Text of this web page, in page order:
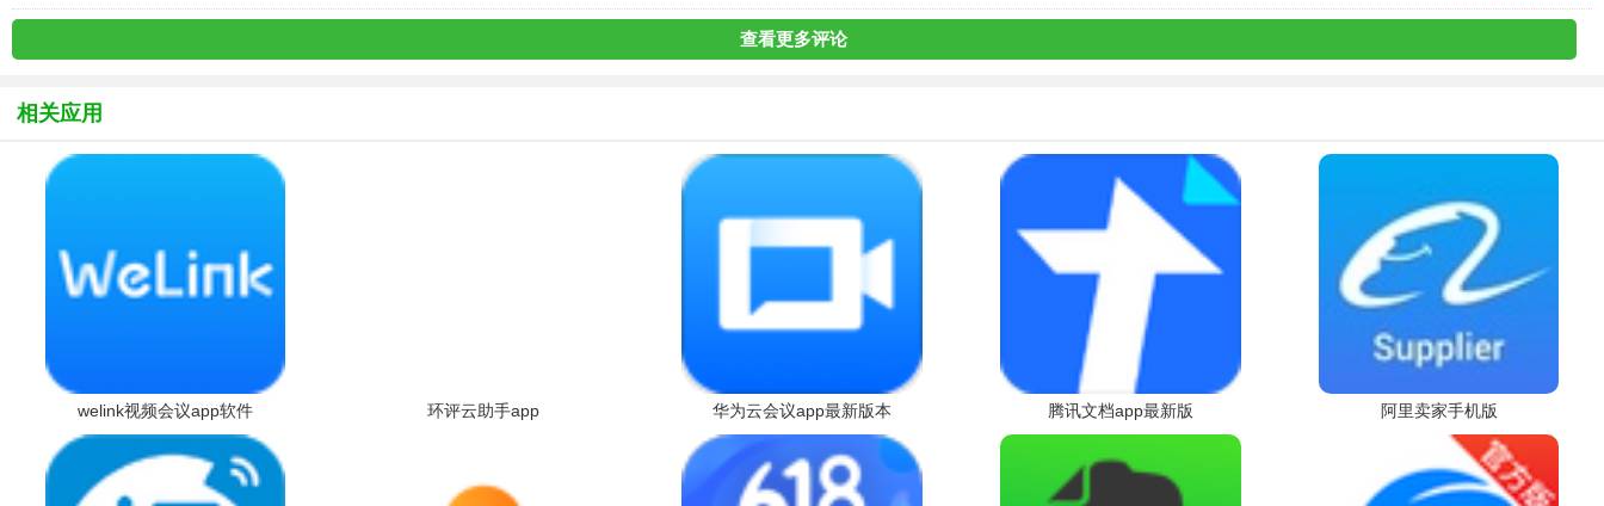
查看更多评论
相关应用
welink视频会议app软件 环评云助手app 华为云会议app最新版本 腾讯文档app最新版 阿里卖家手机版